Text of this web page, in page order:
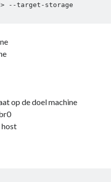
--target-storage
op de doel machine
host